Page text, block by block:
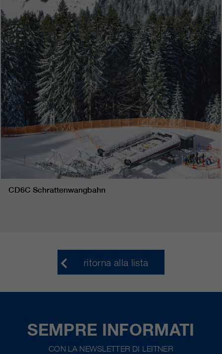
CD6C Schrattenwangbahn
ritorna alla lista
SEMPRE INFORMATI
CON LA NEWSLETTER DI LEITNER